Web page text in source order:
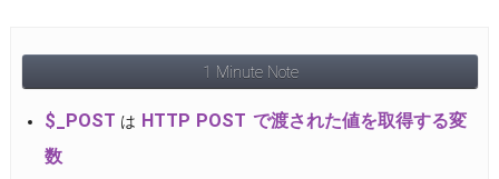
1 Minute Note
$_POST は HTTP POST で渡された値を取得する変
数